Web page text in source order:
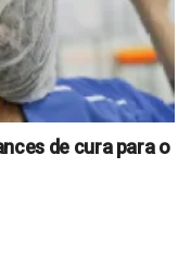
de cura para o